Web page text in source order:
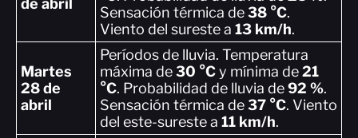
de abril
Sensación térmica de38 °C.
Viento del sureste a 13 km/h.
Martes
28 de
abril
Períodos de lluvia. Temperatura
máxima de30 °Cy mínima de21
°C. Probabilidad de lluvia de92 %.
Sensación térmica de37 °C. Viento
del este-sureste a 11 km/h.